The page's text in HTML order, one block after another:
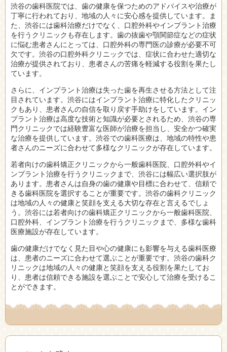
渋谷の歯科医院では、歯の健康を保つためのアドバイスや治療が
丁寧に行われており、地域の人々に安心感を提供しています。ま
た、渋谷には歯科治療だけでなく、口腔外科やインプラント治療
を行うクリニックも存在します。歯の抜歯や顎関節症などの症状
に悩む患者さんにとっては、口腔外科の専門医の診療が必要不可
欠です。渋谷の口腔外科クリニックでは、症状に合わせた適切な
治療が提供されており、患者さんの苦痛を軽減する役割を果たし
ています。
さらに、インプラント治療は失った歯を再生させる方法として注
目されています。渋谷にはインプラント治療に特化したクリニッ
クもあり、患者さんの自信を取り戻す手助けをしています。イン
プラント治療は高度な技術と知識が必要とされるため、渋谷の専
門クリニックでは経験豊富な医師が治療を担当し、安全かつ確実
な治療を提供しています。渋谷での歯科医療は、地域の特性や患
者さんのニーズに合わせて多様なクリニックが存在しています。
若者向けの歯科矯正クリニックから一般歯科医院、口腔外科やイ
ンプラント治療を行うクリニックまで、渋谷には幅広い選択肢が
あります。患者さんは自身の歯の健康や目標に合わせて、信頼で
きる歯科医院を選択することが重要です。渋谷の歯科クリニック
は地域の人々の健康と笑顔を支える大切な存在と言えるでしょ
う。渋谷には若者向けの歯科矯正クリニックから一般歯科医院、
口腔外科、インプラント治療を行うクリニックまで、多様な歯科
医療施設が存在しています。
歯の健康だけでなく見た目や心の健康にも影響を与える歯科医療
は、患者のニーズに合わせて選ぶことが重要です。渋谷の歯科ク
リニックは地域の人々の健康と笑顔を支える役割を果たしてお
り、患者は信頼できる施設を選ぶことで安心して治療を受けるこ
とができます。